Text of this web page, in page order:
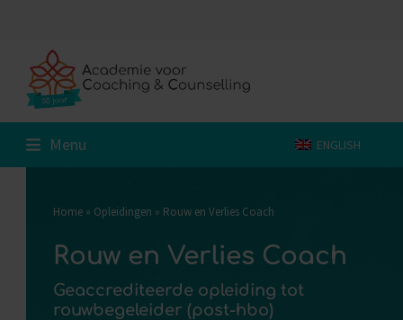
content
Menu ENGLISH
Home » Opleidingen » Rouw en Verlies Coach
Rouw en Verlies Coach
Geaccrediteerde opleiding tot
rouwbegeleider (post-hbo)